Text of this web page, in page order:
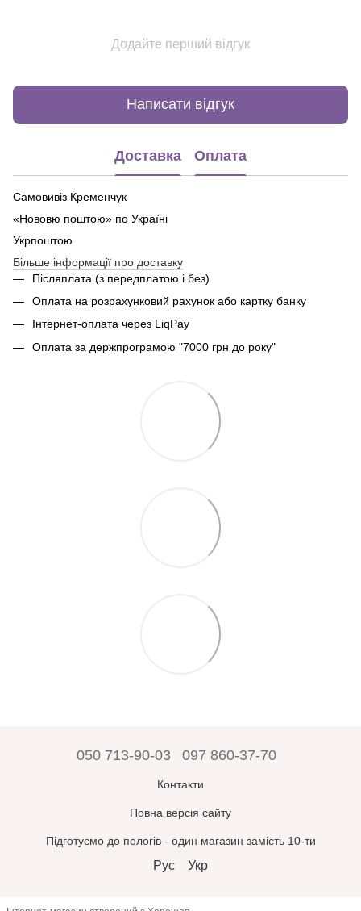
Додайте перший відгук
Написати відгук
Доставка Оплата
Самовивіз Кременчук
«Нововю поштою» по Україні
Укрпоштою
Більше інформації про доставку
Післяплата (з передплатою і без)
Оплата на розрахунковий рахунок або картку банку
Інтернет-оплата через LiqPay
Оплата за держпрограмою "7000 грн до року"
050 713-90-03 097 860-37-70
Контакти
Повна версія сайту
Підготуємо до пологів - один магазин замість 10-ти
Рус Укр